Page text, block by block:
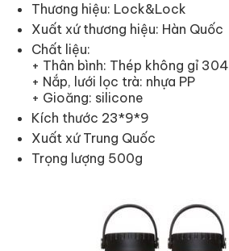
Thương hiệu: Lock&Lock
Xuất xứ thương hiệu: Hàn Quốc
Chất liệu:
+ Thân bình: Thép không gỉ 304
+ Nắp, lưới lọc trà: nhựa PP
+ Gioăng: silicone
Kích thước 23*9*9
Xuất xứ Trung Quốc
Trọng lượng 500g